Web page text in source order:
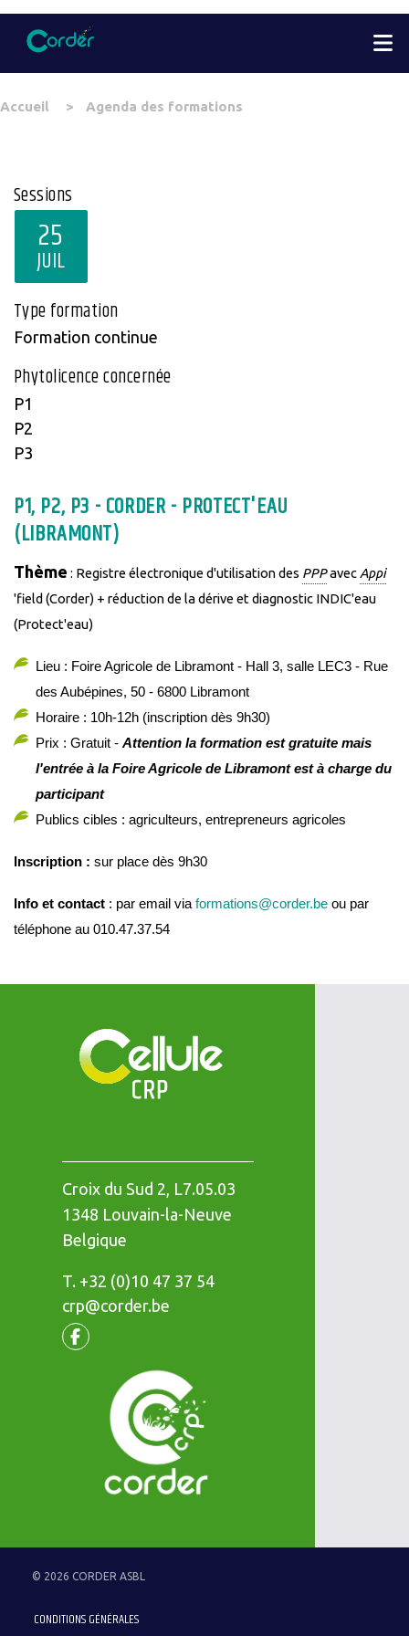
Aller
contenu
principal
You
Accueil Agenda des formations
Sessions
25
JUIL
Type formation
Formation continue
Phytolicence concernée
P1
P2
P3
P1, P2, P3 - CORDER - PROTECT'EAU
(LIBRAMONT)
Thème : Registre électronique d'utilisation des PPPavec Appi
'field (Corder) + réduction de la dérive et diagnostic INDIC'eau
(Protect'eau)
Lieu : Foire Agricole de Libramont - Hall 3, salle LEC3 - Rue
des Aubépines, 50 - 6800 Libramont
Horaire : 10h-12h (inscription dès 9h30)
Prix : Gratuit - Attention la formation est gratuite mais
l'entrée à la Foire Agricole de Libramont est à charge du
participant
Publics cibles : agriculteurs, entrepreneurs agricoles
Inscription : sur place dès 9h30
Info et contact: par email via formations@corder.beou par
téléphone au 010.47.37.54
Croix du Sud 2, L7.05.03
1348 Louvain-la-Neuve
Belgique
T.Téléphone
+32 (0)10 47 37 54
crp@corder.be
Facebook
© 2026 CORDER ASBL
Menu
CONDITIONS GÉNÉRALES